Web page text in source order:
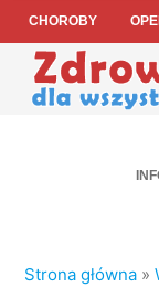
CHOROBY
Strona główna »